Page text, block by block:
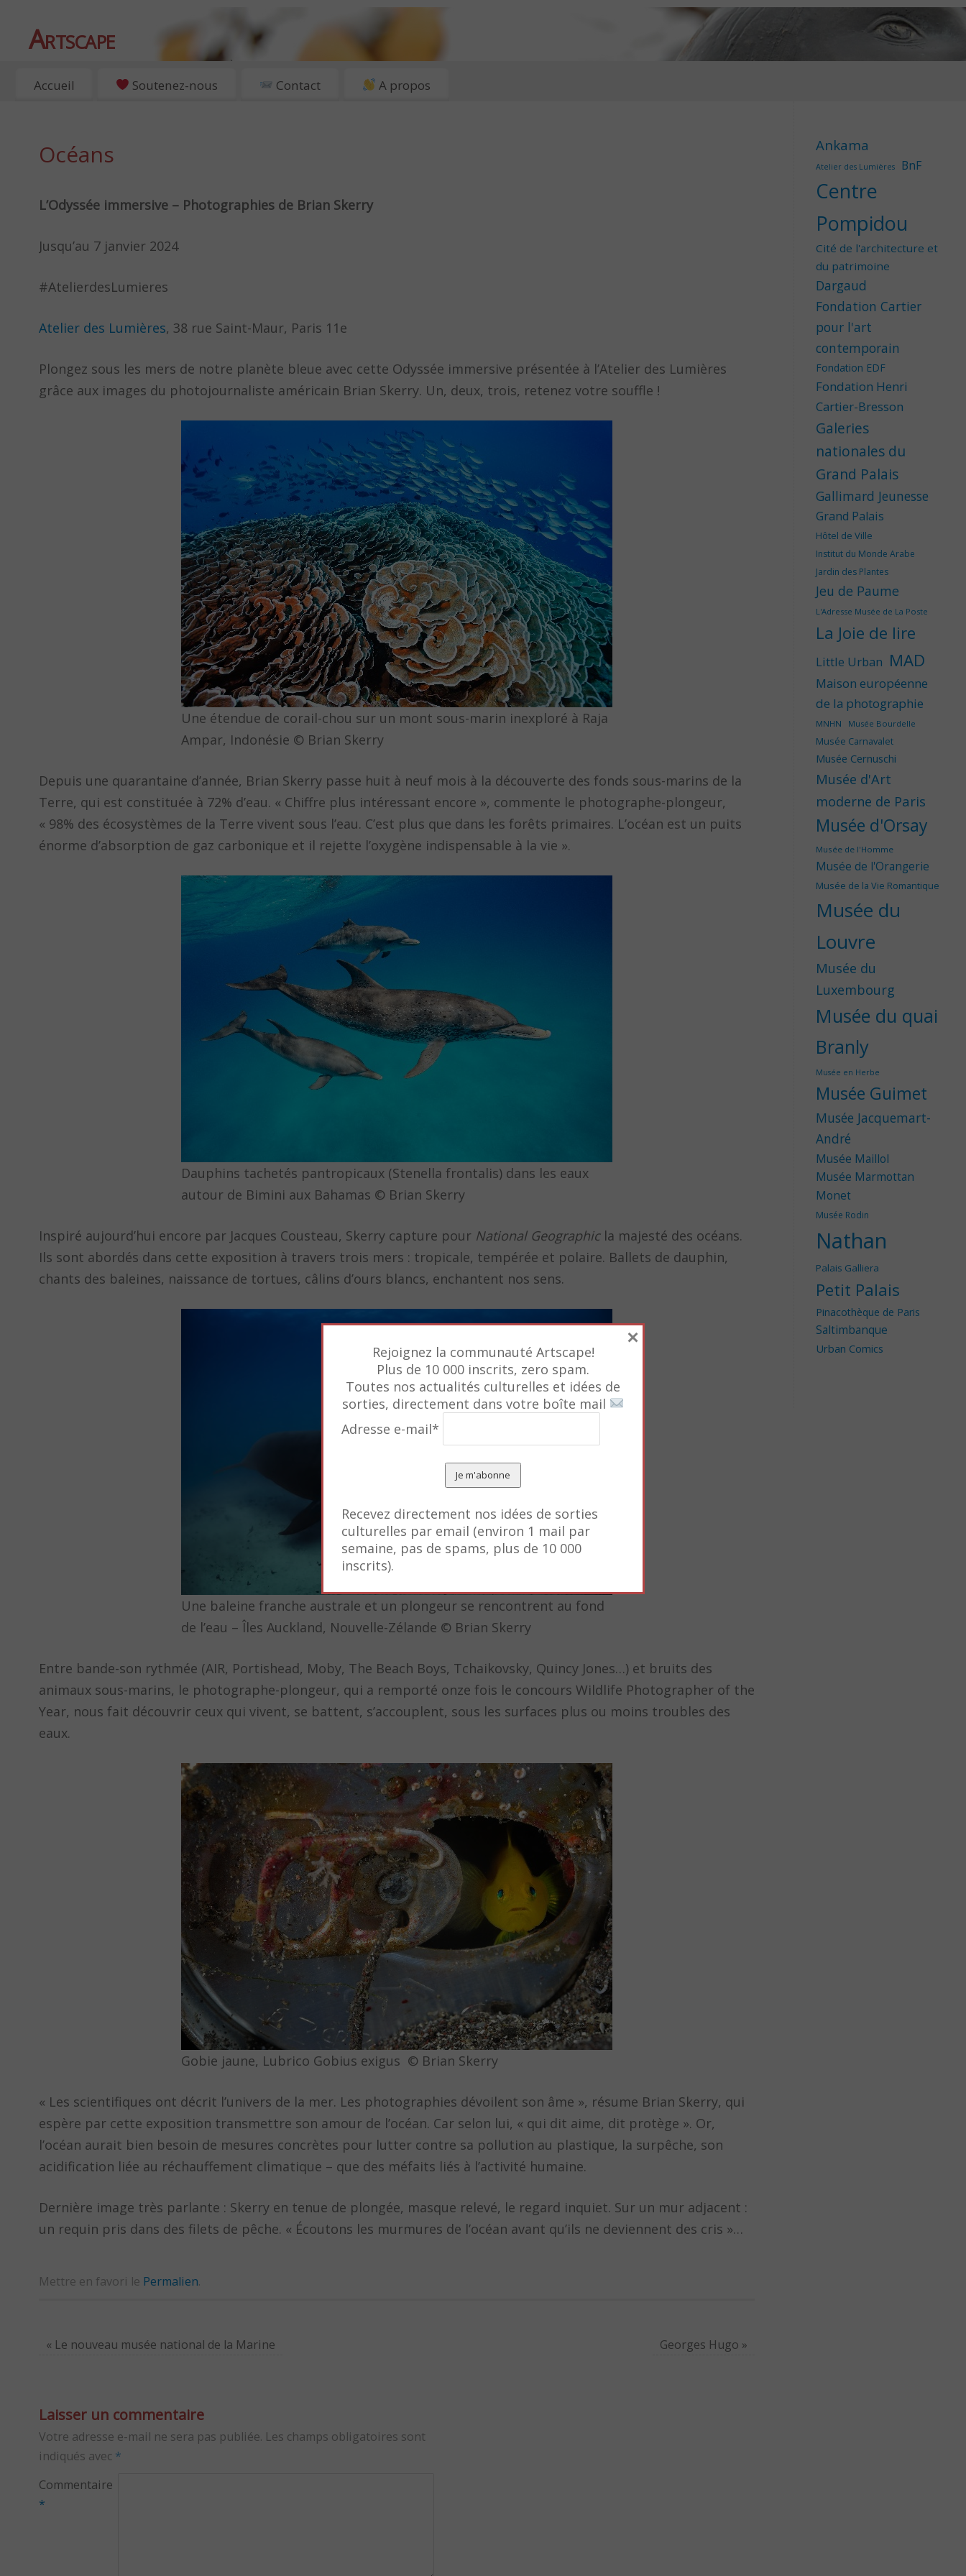
Artscape
EXPOSITIONS, ART ET CULTURE À PARIS
Accueil Soutenez-nous Contact A propos
Océans
L’Odyssée immersive – Photographies de Brian Skerry
Jusqu’au 7 janvier 2024
#AtelierdesLumieres
Atelier des Lumières, 38 rue Saint-Maur, Paris 11e
Plongez sous les mers de notre planète bleue avec cette Odyssée immersive présentée à l’Atelier des Lumières
grâce aux images du photojournaliste américain Brian Skerry. Un, deux, trois, retenez votre souffle !
Une étendue de corail-chou sur un mont sous-marin inexploré à Raja
Ampar, Indonésie © Brian Skerry
Depuis une quarantaine d’année, Brian Skerry passe huit à neuf mois à la découverte des fonds sous-marins de la
Terre, qui est constituée à 72% d’eau. « Chiffre plus intéressant encore », commente le photographe-plongeur,
« 98% des écosystèmes de la Terre vivent sous l’eau. C’est plus que dans les forêts primaires. L’océan est un puits
énorme d’absorption de gaz carbonique et il rejette l’oxygène indispensable à la vie ».
Dauphins tachetés pantropicaux (Stenella frontalis) dans les eaux
autour de Bimini aux Bahamas © Brian Skerry
Inspiré aujourd’hui encore par Jacques Cousteau, Skerry capture pour National Geographicla majesté des océans.
Ils sont abordés dans cette exposition à travers trois mers : tropicale, tempérée et polaire. Ballets de dauphin,
chants des baleines, naissance de tortues, câlins d’ours blancs, enchantent nos sens.
Une baleine franche australe et un plongeur se rencontrent au fond
de l’eau – Îles Auckland, Nouvelle-Zélande © Brian Skerry
Entre bande-son rythmée (AIR, Portishead, Moby, The Beach Boys, Tchaikovsky, Quincy Jones…) et bruits des
animaux sous-marins, le photographe-plongeur, qui a remporté onze fois le concours Wildlife Photographer of the
Year, nous fait découvrir ceux qui vivent, se battent, s’accouplent, sous les surfaces plus ou moins troubles des
eaux.
Gobie jaune, Lubrico Gobius exigus © Brian Skerry
« Les scientifiques ont décrit l’univers de la mer. Les photographies dévoilent son âme », résume Brian Skerry, qui
espère par cette exposition transmettre son amour de l’océan. Car selon lui, « qui dit aime, dit protège ». Or,
l’océan aurait bien besoin de mesures concrètes pour lutter contre sa pollution au plastique, la surpêche, son
acidification liée au réchauffement climatique – que des méfaits liés à l’activité humaine.
Dernière image très parlante : Skerry en tenue de plongée, masque relevé, le regard inquiet. Sur un mur adjacent :
un requin pris dans des filets de pêche. « Écoutons les murmures de l’océan avant qu’ils ne deviennent des cris »…
Mettre en favori le Permalien.
« Le nouveau musée national de la Marine Georges Hugo »
Laisser un commentaire
Votre adresse e-mail ne sera pas publiée. Les champs obligatoires sont
indiqués avec *
Commentaire
*
Ankama
Atelier des Lumières BnF
Centre
Pompidou
Cité de l'architecture et
du patrimoine
Dargaud
Fondation Cartier
pour l'art
contemporain
Fondation EDF
Fondation Henri
Cartier-Bresson
Galeries
nationales du
Grand Palais
Gallimard Jeunesse
Grand Palais
Hôtel de Ville
Institut du Monde Arabe
Jardin des Plantes
Jeu de Paume
L'Adresse Musée de La Poste
La Joie de lire
Little Urban MAD
Maison européenne
de la photographie
MNHN Musée Bourdelle
Musée Carnavalet
Musée Cernuschi
Musée d'Art
moderne de Paris
Musée d'Orsay
Musée de l'Homme
Musée de l'Orangerie
Musée de la Vie Romantique
Musée du
Louvre
Musée du
Luxembourg
Musée du quai
Branly
Musée en Herbe
Musée Guimet
Musée Jacquemart-
André
Musée Maillol
Musée Marmottan
Monet
Musée Rodin
Nathan
Palais Galliera
Petit Palais
Pinacothèque de Paris
Saltimbanque
Urban Comics
Rejoignez la communauté Artscape!
Plus de 10 000 inscrits, zero spam.
Toutes nos actualités culturelles et idées de
sorties, directement dans votre boîte mail
Adresse e-mail*
Recevez directement nos idées de sorties
culturelles par email (environ 1 mail par
semaine, pas de spams, plus de 10 000
inscrits).
×